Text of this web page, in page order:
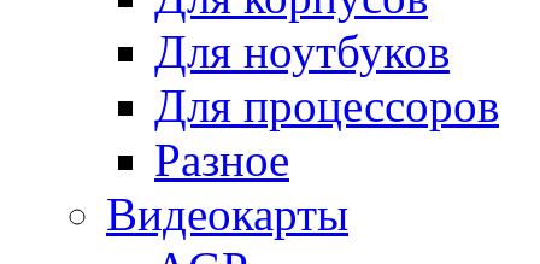
Для ноутбуков
Для процессоров
Разное
Видеокарты